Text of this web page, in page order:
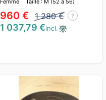
Femme Taille : M (52 à 56)
960 € 1 280 € ?
1 037,79 €incl.